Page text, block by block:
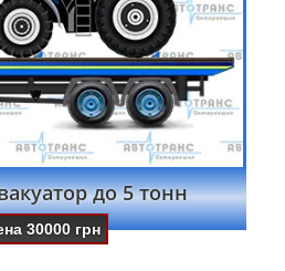
до 5 тонн
30000 грн